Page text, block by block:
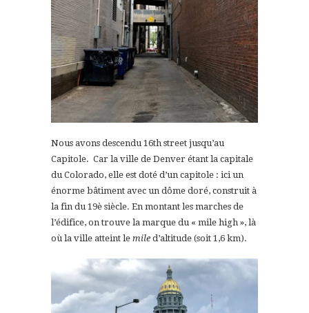
Nous avons descendu 16th street jusqu’au
Capitole. Car la ville de Denver étant la capitale
du Colorado, elle est doté d’un capitole : ici un
énorme bâtiment avec un dôme doré, construit à
la fin du 19è siècle. En montant les marches de
l’édifice, on trouve la marque du « mile high », là
où la ville atteint le mile d’altitude (soit 1,6 km).